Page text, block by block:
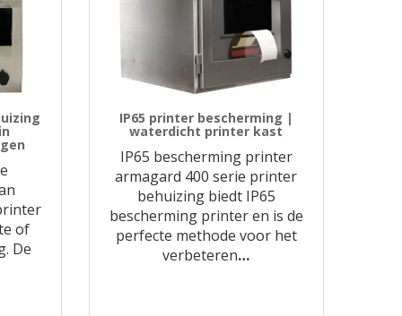
of
De
IP65 printer bescherming |
waterdicht printer kast
IP65 bescherming printer
armagard 400 serie printer
behuizing biedt IP65
bescherming printer en is de
perfecte methode voor het
verbeteren…